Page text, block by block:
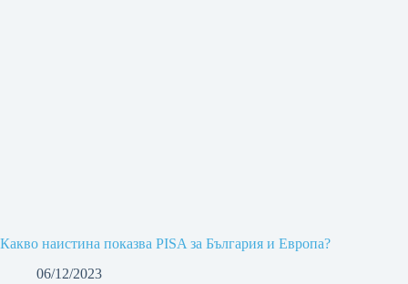
Какво наистина показва PISA за България и Европа?
06/12/2023